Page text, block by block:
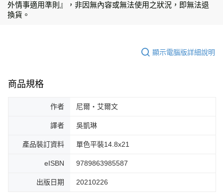
外情事適用準則』，非因無內容或無法使用之狀況，即無法退
換貨。
顯示電腦版詳細說明
商品規格
作者 尼爾・艾爾文
譯者 吳凱琳
產品裝訂資料 單色平裝14.8x21
eISBN 9789863985587
出版日期 20210226